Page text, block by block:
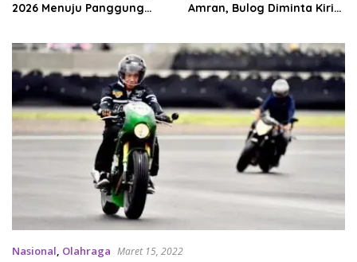
2026 Menuju Panggung
Amran, Bulog Diminta Kirim
Nasional, Olahraga Maret 15, 2022